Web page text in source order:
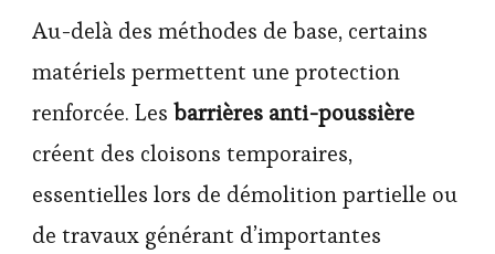
Au-delà des méthodes de base, certains
matériels permettent une protection
renforcée. Les barrières anti-poussière
créent des cloisons temporaires,
essentielles lors de démolition partielle ou
de travaux générant d’importantes